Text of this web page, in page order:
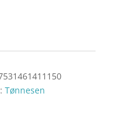
Tønnesen